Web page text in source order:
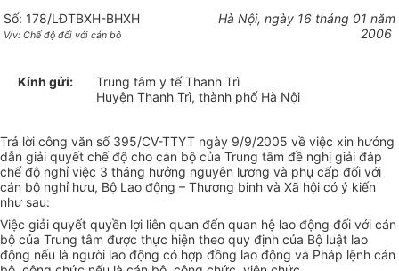
Số: 178/LĐTBXH-BHXH
V/v: Chế độ đối với cán bộ
Hà Nội, ngày 16 tháng 01 năm
2006
Kính gửi:
Trung tâm y tế Thanh Trì
Huyện Thanh Trì, thành phố Hà Nội
Trả lời công văn số 395/CV-TTYT ngày 9/9/2005 về việc xin hướng
dẫn giải quyết chế độ cho cán bộ của Trung tâm đề nghị giải đáp
chế độ nghỉ việc 3 tháng hưởng nguyên lương và phụ cấp đối với
cán bộ nghỉ hưu, Bộ Lao động – Thương binh và Xã hội có ý kiến
như sau:
Việc giải quyết quyền lợi liên quan đến quan hệ lao động đối với cán
bộ của Trung tâm được thực hiện theo quy định của Bộ luật lao
động nếu là người lao động có hợp đồng lao động và Pháp lệnh cán